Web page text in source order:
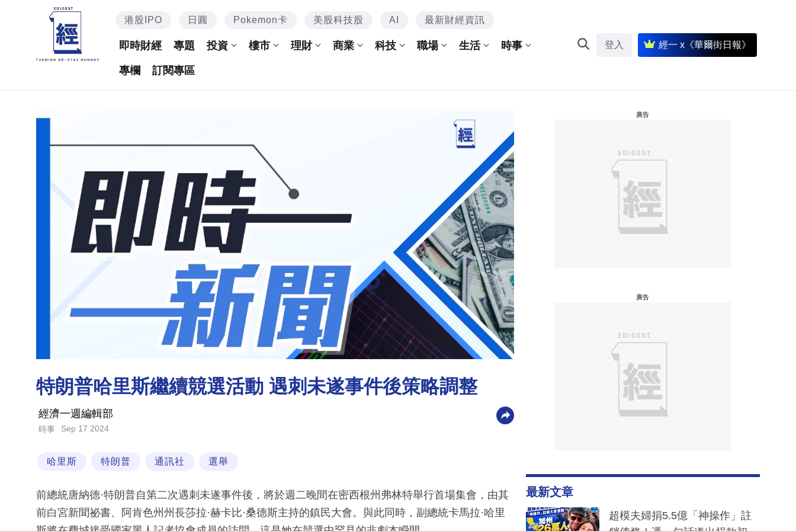
港股IPO 日圓 Pokemon卡 美股科技股 AI 最新財經資訊
即時財經 專題 投資 樓市 理財 商業 科技 職場 生活 時事
專欄 訂閱專區
登入 經一 x《華爾街日報》
特朗普哈里斯繼續競選活動 遇刺未遂事件後策略調整
經濟一週編輯部
時事 Sep 17 2024
哈里斯 特朗普 通訊社 選舉
前總統唐納德·特朗普自第二次遇刺未遂事件後，將於週二晚間在密西根州弗林特舉行首場集會，由其
前白宮新聞祕書、阿肯色州州長莎拉·赫卡比·桑德斯主持的鎮民大會。與此同時，副總統卡馬拉·哈里
廣告
廣告
最新文章
超模夫婦捐5.5億「神操作」註